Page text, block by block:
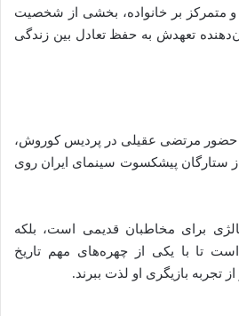
متمرکز بر خانواده، بخشی از شخصیت
تعهدش به حفظ تعادل بین زندگی
و حضور مرتضی عقیلی در پردیس کوروش،
ستارگان پیشکسوت سینمای ایران روی
برای مخاطبان قدیمی است، بلکه
تا با یکی از چهره‌های مهم تاریخ
تجربه بازیگری او لذت ببرند.